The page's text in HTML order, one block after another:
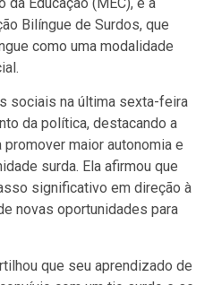
Bilíngue de Surdos, que
como uma modalidade
sociais na última sexta-feira
da política, destacando a
maior autonomia e
surda. Ela afirmou que
significativo em direção à
novas oportunidades para
que seu aprendizado de